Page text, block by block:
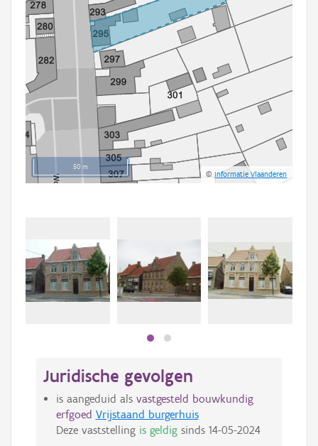
50 m
©Informatie Vlaanderen
Juridische gevolgen
is aangeduid als vastgesteld bouwkundig
erfgoed Vrijstaand burgerhuis
Deze vaststelling is geldigsinds 14-05-2024